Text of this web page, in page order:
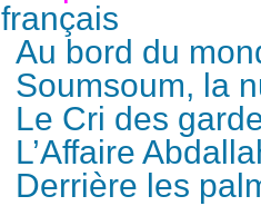
français
Au bord du
Soumsoum, la
Le Cri des
L’Affaire
Derrière les